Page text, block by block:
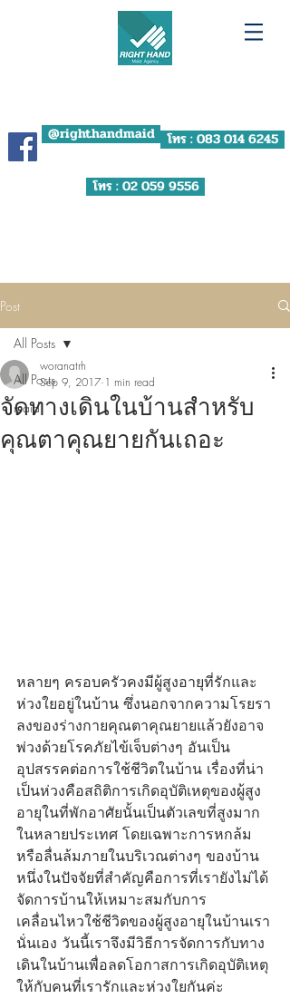
@righthandmaid โทร : 083 014 6245
โทร : 02 059 9556
Post
All Posts
maid
All Posts
จัดทางเดินในบ้านสำหรับ
คุณตาคุณยายกันเถอะ
woranatrh
Sep 9, 2017 1 min read
หลายๆ ครอบครัวคงมีผู้สูงอายุที่รักและ
ห่วงใยอยู่ในบ้าน ซึ่งนอกจากความโรยรา
ลงของร่างกายคุณตาคุณยายแล้วยังอาจ
พ่วงด้วยโรคภัยไข้เจ็บต่างๆ อันเป็น
อุปสรรคต่อการใช้ชีวิตในบ้าน เรื่องที่น่า
เป็นห่วงคือสถิติการเกิดอุบัติเหตุของผู้สูง
อายุในที่พักอาศัยนั้นเป็นตัวเลขที่สูงมาก
ในหลายประเทศ โดยเฉพาะการหกล้ม
หรือลื่นล้มภายในบริเวณต่างๆ ของบ้าน
หนึ่งในปัจจัยที่สำคัญคือการที่เรายังไม่ได้
จัดการบ้านให้เหมาะสมกับการ
เคลื่อนไหวใช้ชีวิตของผู้สูงอายุในบ้านเรา
นั่นเอง วันนี้เราจึงมีวิธีการจัดการกับทาง
เดินในบ้านเพื่อลดโอกาสการเกิดอุบัติเหตุ
ให้กับคนที่เรารักและห่วงใยกันค่ะ